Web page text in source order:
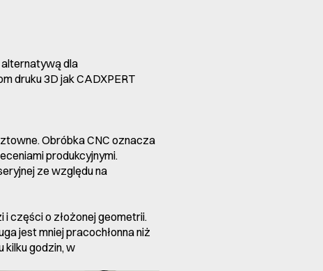
dla
druku 3D jak CADXPERT
Obróbka CNC oznacza
produkcyjnymi.
ze względu na
części o złożonej geometrii.
jest mniej pracochłonna niż
kilku godzin, w